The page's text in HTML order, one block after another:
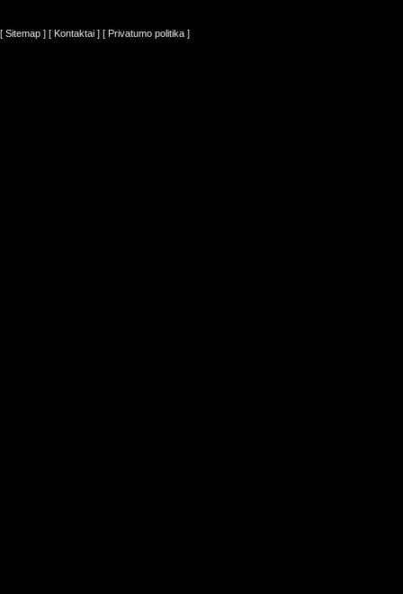
[ Sitemap ] [ Kontaktai ] [ Privatumo politika ]